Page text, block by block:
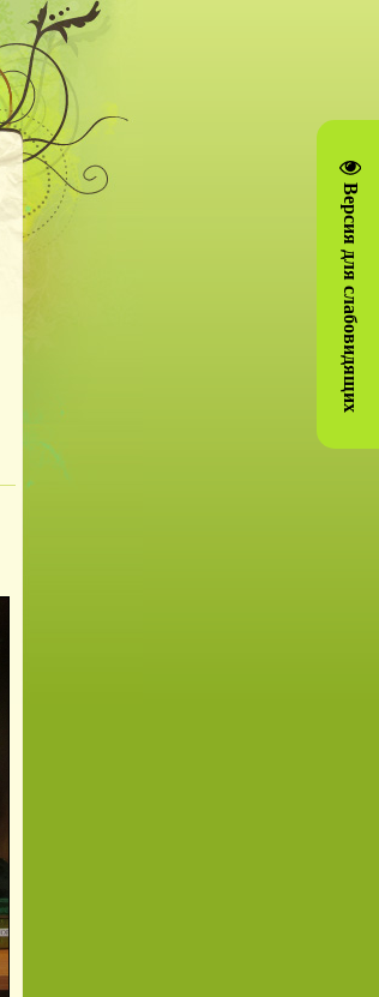
Версия для слабовидящих